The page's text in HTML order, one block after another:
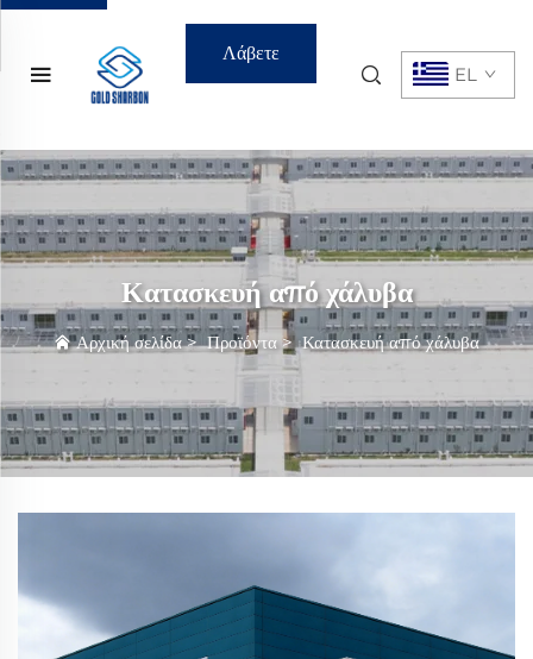
Λάβετε
EL
Κατασκευή από χάλυβα
Αρχική σελίδα>Προϊόντα>Κατασκευή από χάλυβα